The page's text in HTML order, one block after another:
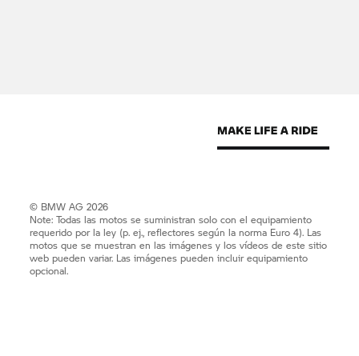
© BMW AG 2026
Note: Todas las motos se suministran solo con el equipamiento
requerido por la ley (p. ej., reflectores según la norma Euro 4). Las
motos que se muestran en las imágenes y los vídeos de este sitio
web pueden variar. Las imágenes pueden incluir equipamiento
opcional.